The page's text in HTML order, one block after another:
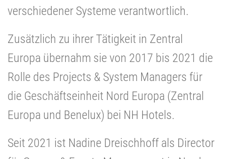
verschiedener Systeme verantwortlich.
Zusätzlich zu ihrer Tätigkeit in Zentral
Europa übernahm sie von 2017 bis 2021 die
Rolle des Projects & System Managers für
die Geschäftseinheit Nord Europa (Zentral
Europa und Benelux) bei NH Hotels.
Seit 2021 ist Nadine Dreischhoff als Director